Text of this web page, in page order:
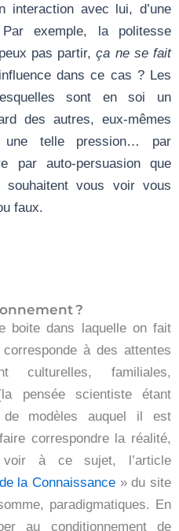
interaction avec lui, d’une
exemple, la politesse
pas partir,ça ne se fait
dans ce cas ? Les
sont en soi un
des autres, eux-mêmes
telle pression… par
par auto-persuasion que
vous voir vous
faux.
?
boite dans laquelle on fait
corresponde à des attentes
culturelles, familiales,
pensée scientiste étant
modèles auquel il est
correspondre la réalité,
à ce sujet, l’article
la Connaissance » du site
paradigmatiques. En
au conditionnement de